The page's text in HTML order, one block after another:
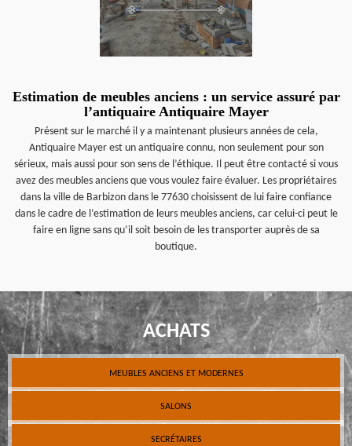
Estimation de meubles anciens : un service assuré par
l’antiquaire Antiquaire Mayer
Présent sur le marché il y a maintenant plusieurs années de cela,
Antiquaire Mayer est un antiquaire connu, non seulement pour son
sérieux, mais aussi pour son sens de l’éthique. Il peut être contacté si vous
avez des meubles anciens que vous voulez faire évaluer. Les propriétaires
dans la ville de Barbizon dans le 77630 choisissent de lui faire confiance
dans le cadre de l’estimation de leurs meubles anciens, car celui-ci peut le
faire en ligne sans qu’il soit besoin de les transporter auprès de sa
boutique.
ACHATS
MEUBLES ANCIENS ET MODERNES
SALONS
SECRÉTAIRES